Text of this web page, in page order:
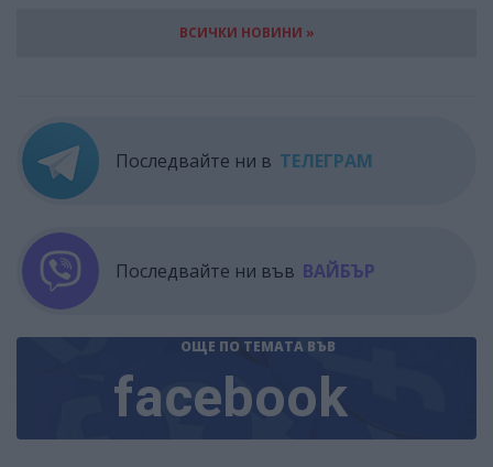
ВСИЧКИ НОВИНИ »
Последвайте ни в ТЕЛЕГРАМ
Последвайте ни във ВАЙБЪР
ОЩЕ ПО ТЕМАТА ВЪВ
facebook